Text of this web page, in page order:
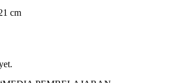
cm